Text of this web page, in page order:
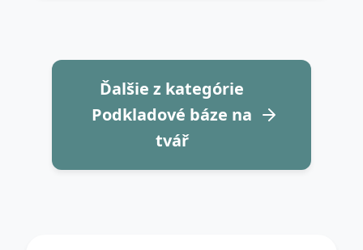
Ďalšie z kategórie
Podkladové báze na
tvář